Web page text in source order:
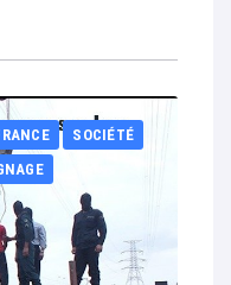
SOCIÉTÉ